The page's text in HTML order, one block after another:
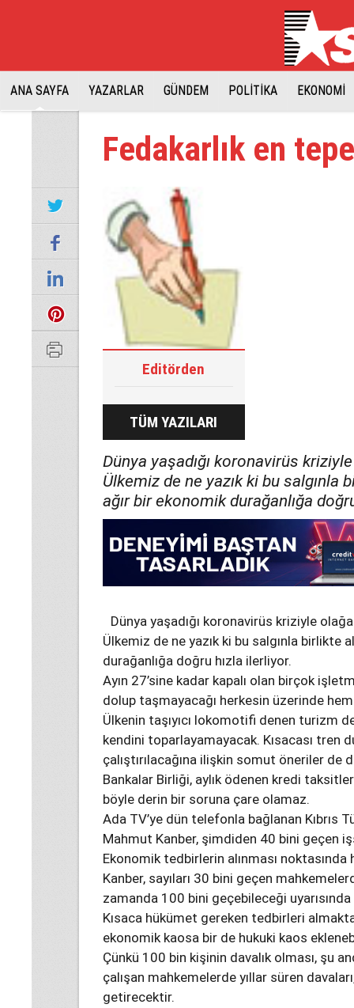
ANA SAYFA YAZARLAR GÜNDEM POLİTİKA EKONOMİ
Fedakarlık en
Editörden
TÜM YAZILARI
Dünya yaşadığı koronavirüs
Ülkemiz de ne yazık ki bu salgınla
ağır bir ekonomik durağanlığa
Dünya yaşadığı koronavirüs kriziyle
Ülkemiz de ne yazık ki bu salgınla birlikte
durağanlığa doğru hızla ilerliyor.
Ayın 27’sine kadar kapalı olan birçok
dolup taşmayacağı herkesin üzerinde
Ülkenin taşıyıcı lokomotifi denen turizm
kendini toparlayamayacak. Kısacası tren
çalıştırılacağına ilişkin somut öneriler de
Bankalar Birliği, aylık ödenen kredi
böyle derin bir soruna çare olamaz.
Ada TV’ye dün telefonla bağlanan Kıbrıs
Mahmut Kanber, şimdiden 40 bini geçen
Ekonomik tedbirlerin alınması
Kanber, sayıları 30 bini geçen
zamanda 100 bini geçebileceği
Kısaca hükümet gereken tedbirleri
ekonomik kaosa bir de hukuki kaos
Çünkü 100 bin kişinin davalık olması, şu
çalışan mahkemelerde yıllar süren
getirecektir.